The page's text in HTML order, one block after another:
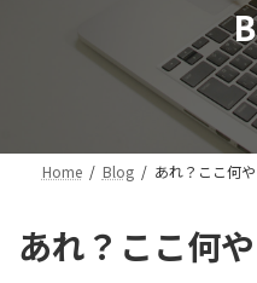
Home Blog あれ？ここ何
あれ？ここ何